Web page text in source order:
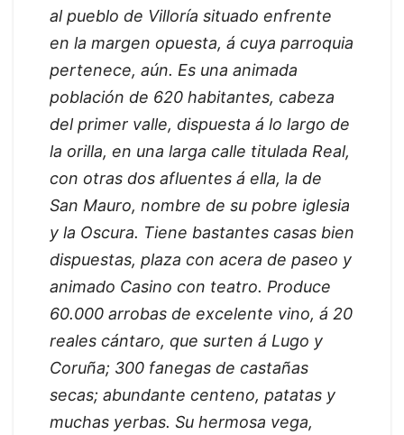
al pueblo de Villoría situado enfrente
en la margen opuesta, á cuya parroquia
pertenece, aún. Es una animada
población de 620 habitantes, cabeza
del primer valle, dispuesta á lo largo de
la orilla, en una larga calle titulada Real,
con otras dos afluentes á ella, la de
San Mauro, nombre de su pobre iglesia
y la Oscura. Tiene bastantes casas bien
dispuestas, plaza con acera de paseo y
animado Casino con teatro. Produce
60.000 arrobas de excelente vino, á 20
reales cántaro, que surten á Lugo y
Coruña; 300 fanegas de castañas
secas; abundante centeno, patatas y
muchas yerbas. Su hermosa vega,